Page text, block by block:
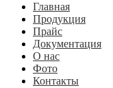
Главная
Продукция
Прайс
Документация
О нас
Фото
Контакты